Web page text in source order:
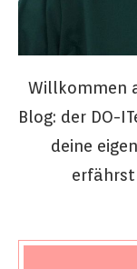
Willkommen
Blog: der DO-
deine